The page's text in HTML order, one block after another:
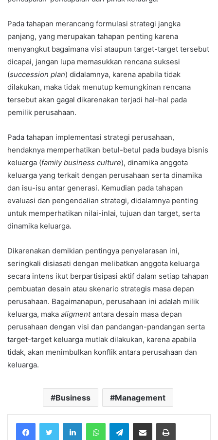
Pada tahapan merancang formulasi strategi jangka
panjang, yang merupakan tahapan penting karena
menyangkut bagaimana visi ataupun target-target tersebut
dicapai, jangan lupa memasukkan rencana suksesi
(succession plan) didalamnya, karena apabila tidak
dilakukan, maka tidak menutup kemungkinan rencana
tersebut akan gagal dikarenakan terjadi hal-hal pada
pemilik perusahaan.
Pada tahapan implementasi strategi perusahaan,
hendaknya memperhatikan betul-betul pada budaya bisnis
keluarga (family business culture), dinamika anggota
keluarga yang terkait dengan perusahaan serta dinamika
dan isu-isu antar generasi. Kemudian pada tahapan
evaluasi dan pengendalian strategi, didalamnya penting
untuk memperhatikan nilai-inlai, tujuan dan target, serta
dinamika keluarga.
Dikarenakan demikian pentingya penyelarasan ini,
seringkali disiasati dengan melibatkan anggota keluarga
secara intens ikut berpartisipasi aktif dalam setiap tahapan
pembuatan desain atau skenario strategis masa depan
perusahaan. Bagaimanapun, perusahaan ini adalah milik
keluarga, maka aligmentantara desain masa depan
perusahaan dengan visi dan pandangan-pandangan serta
target-target keluarga mutlak dilakukan, karena apabila
tidak, akan menimbulkan konflik antara perusahaan dan
keluarga.
Business Management
Telegram